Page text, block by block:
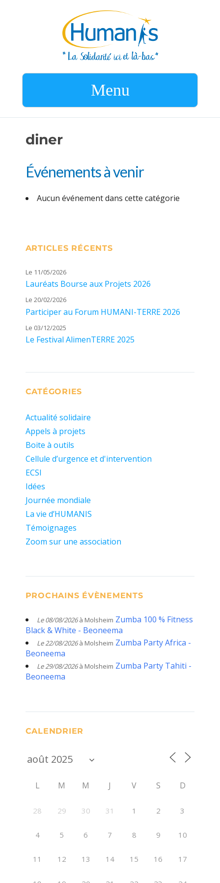
Menu
diner
Événements à venir
Aucun événement dans cette catégorie
ARTICLES RÉCENTS
Le 11/05/2026
Lauréats Bourse aux Projets 2026
Le 20/02/2026
Participer au Forum HUMANI-TERRE 2026
Le 03/12/2025
Le Festival AlimenTERRE 2025
CATÉGORIES
Actualité solidaire
Appels à projets
Boite à outils
Cellule d’urgence et d'intervention
ECSI
Idées
Journée mondiale
La vie d’HUMANIS
Témoignages
Zoom sur une association
PROCHAINS ÉVÈNEMENTS
Le 08/08/2026à Molsheim Zumba 100 % Fitness
Black & White - Beoneema
Le 22/08/2026à Molsheim Zumba Party Africa -
Beoneema
Le 29/08/2026à Molsheim Zumba Party Tahiti -
Beoneema
CALENDRIER
L M M J V S D
28 29 30 31 1 2 3
4 5 6 7 8 9 10
11 12 13 14 15 16 17